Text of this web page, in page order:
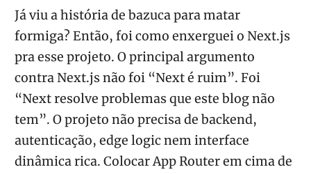
Já viu a história de bazuca para matar
formiga? Então, foi como enxerguei o Next.js
pra esse projeto. O principal argumento
contra Next.js não foi “Next é ruim”. Foi
“Next resolve problemas que este blog não
tem”. O projeto não precisa de backend,
autenticação, edge logic nem interface
dinâmica rica. Colocar App Router em cima de